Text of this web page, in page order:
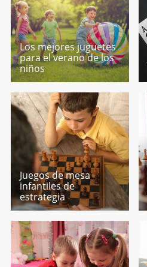
Los mejores juguetes
para el verano de los
niños
Juegos de mesa
infantiles de
estrategia